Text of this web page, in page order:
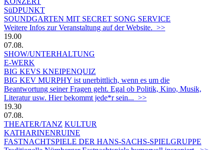
SüDPUNKT
SOUNDGARTEN MIT SECRET SONG SERVICE
Weitere Infos zur Veranstaltung auf der Website. >>
19.00
07.08.
SHOW/UNTERHALTUNG
E-WERK
BIG KEVS KNEIPENQUIZ
BIG KEV MURPHY ist unerbittlich, wenn es um die
Beantwortung seiner Fragen geht. Egal ob Politik, Kino, Musik,
Literatur usw. Hier bekommt jede*r sein... >>
19.30
07.08.
THEATER/TANZ KULTUR
KATHARINENRUINE
FASTNACHTSPIELE DER HANS-SACHS-SPIELGRUPPE